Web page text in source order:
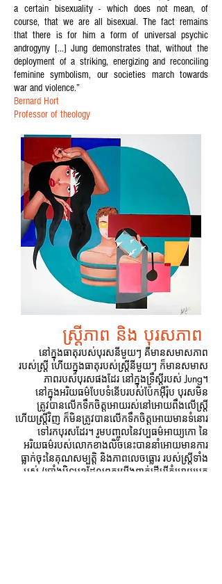
a certain bisexuality - which does not mean, of
course, that we are all bisexual. The fact remains
that there is for him a form of universal psychic
androgyny [...] Jung demonstrates that, without the
deployment of a striking, energizing and reconciling
feminine symbolism, our societies march towards
war and violence.”
Bernard Hort
Professor of theology
ស្រ្តីភាព និង បុរសភាព
នៅក្នុងធាតុរបស់បុរសនីមួយៗ គឺមានសមាសភាព
របស់ស្រ្តី ហើយក្នុងធាតុរបស់ស្រ្តីនីមួយៗ​ ក៏មានសមាស
ភាពរបស់បុរសផងដែរ នៅក្នុងទ្រឹស្តីរបស់ Jung។
នៅក្នុងអរិយធម៌បែបទំនើបរបស់ប៉ែកអ៊ឺរ៉ុប បុរសមិន​
ត្រូវបានលើកទឹកចិត្តអោយរស់នៅអោយពឹងលើស្ដ្រី
ហើយស្រ្តីវិញ ក៏មិនត្រូវបានលើកទឹកចិត្តអោយមានទំនោរ
ទៅរកបុរសដែរ។ រួមបញ្ចូលនៃវប្បធម៌អាយ្យកោ នៃ
អរិយធម៌របស់លោកខាងលិចនេះបាននាំអោយមានការ
ធ្លាក់ចុះនៃគុណសម្បត្តិ និង​ភាពលេចធ្លោរ របស់ស្រ្តីទាំង
អស់ (របាំងបិទមុខដែលពួកយើងពាក់ដើម្បីកុំអោយអ្នក